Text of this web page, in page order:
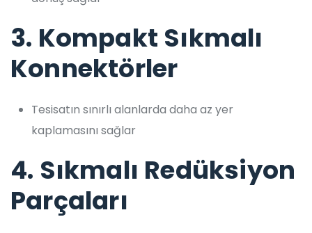
3. Kompakt Sıkmalı
Konnektörler
Tesisatın sınırlı alanlarda daha az yer
kaplamasını sağlar
4. Sıkmalı Redüksiyon
Parçaları